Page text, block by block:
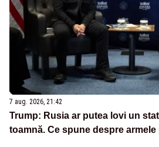
7 aug. 2026, 21:42
Trump: Rusia ar putea lovi un
toamnă. Ce spune despre